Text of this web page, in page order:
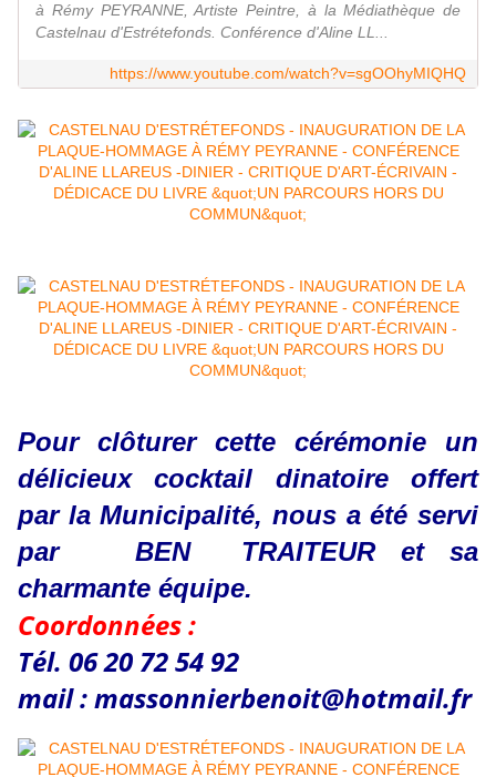
à Rémy PEYRANNE, Artiste Peintre, à la Médiathèque de
Castelnau d'Estrétefonds. Conférence d'Aline LL...
https://www.youtube.com/watch?v=sgOOhyMIQHQ
Pour clôturer cette cérémonie un
délicieux cocktail dinatoire offert
par la Municipalité, nous a été servi
par BEN TRAITEUR et sa
charmante équipe.
Coordonnées :
Tél. 06 20 72 54 92
mail : massonnierbenoit@hotmail.fr